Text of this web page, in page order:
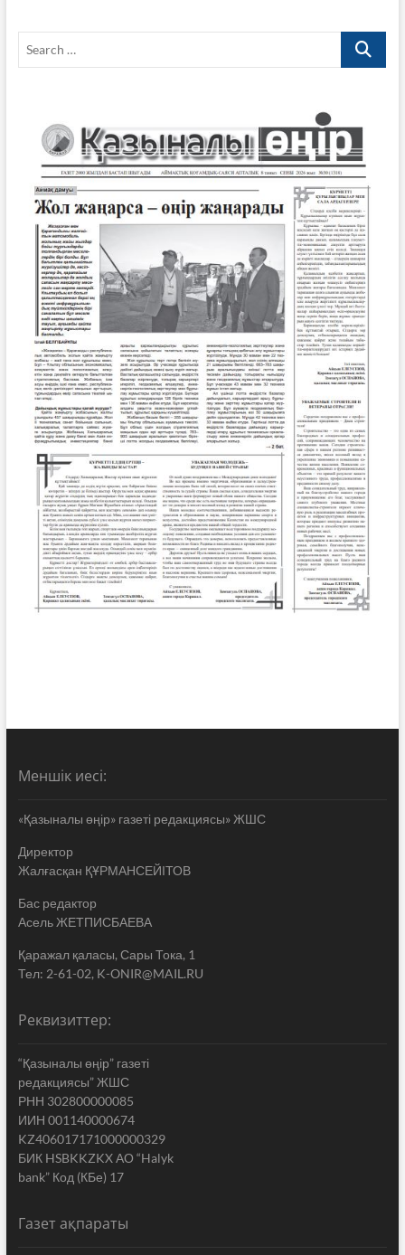
Search
Меншік иесі:
«Қазыналы өңір» газеті редакциясы» ЖШС
Директор
Жалғасқан ҚҰРМАНСЕЙІТОВ
Бас редактор
Асель ЖЕТПИСБАЕВА
Қаражал қаласы, Сары Тока, 1
Тел: 2-61-02, K-ONIR@MAIL.RU
Реквизиттер:
“Қазыналы өңір” газеті
редакциясы” ЖШС
РНН 302800000085
ИИН 001140000674
KZ406017171000000329
БИК HSBKKZKX АО “Halyk
bank” Код (КБе) 17
Газет ақпараты